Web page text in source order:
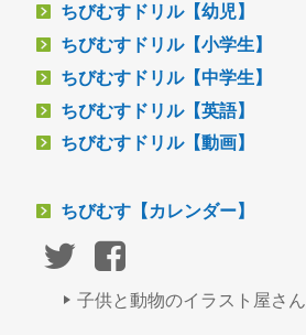
ちびむすドリル【幼児】
ちびむすドリル【小学生】
ちびむすドリル【中学生】
ちびむすドリル【英語】
ちびむすドリル【動画】
ちびむす【カレンダー】
子供と動物のイラスト屋さん